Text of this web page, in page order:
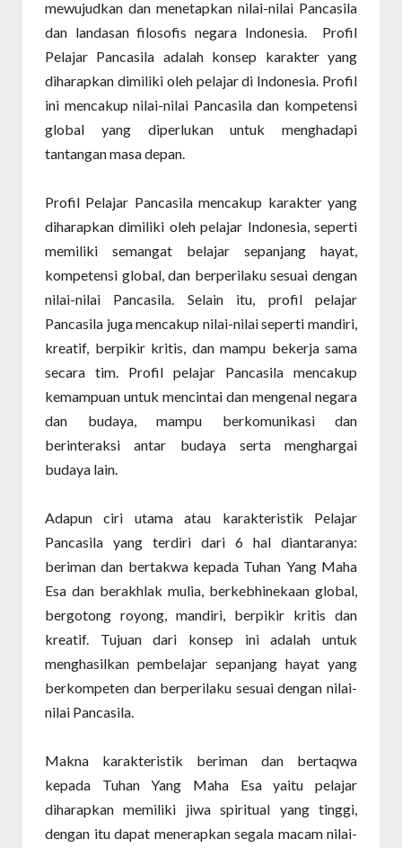
mewujudkan dan menetapkan nilai-nilai Pancasila
dan landasan filosofis negara Indonesia. Profil
Pelajar Pancasila adalah konsep karakter yang
diharapkan dimiliki oleh pelajar di Indonesia. Profil
ini mencakup nilai-nilai Pancasila dan kompetensi
global yang diperlukan untuk menghadapi
tantangan masa depan.
Profil Pelajar Pancasila mencakup karakter yang
diharapkan dimiliki oleh pelajar Indonesia, seperti
memiliki semangat belajar sepanjang hayat,
kompetensi global, dan berperilaku sesuai dengan
nilai-nilai Pancasila. Selain itu, profil pelajar
Pancasila juga mencakup nilai-nilai seperti mandiri,
kreatif, berpikir kritis, dan mampu bekerja sama
secara tim. Profil pelajar Pancasila mencakup
kemampuan untuk mencintai dan mengenal negara
dan budaya, mampu berkomunikasi dan
berinteraksi antar budaya serta menghargai
budaya lain.
Adapun ciri utama atau karakteristik Pelajar
Pancasila yang terdiri dari 6 hal diantaranya:
beriman dan bertakwa kepada Tuhan Yang Maha
Esa dan berakhlak mulia, berkebhinekaan global,
bergotong royong, mandiri, berpikir kritis dan
kreatif. Tujuan dari konsep ini adalah untuk
menghasilkan pembelajar sepanjang hayat yang
berkompeten dan berperilaku sesuai dengan nilai-
nilai Pancasila.
Makna karakteristik beriman dan bertaqwa
kepada Tuhan Yang Maha Esa yaitu pelajar
diharapkan memiliki jiwa spiritual yang tinggi,
dengan itu dapat menerapkan segala macam nilai-